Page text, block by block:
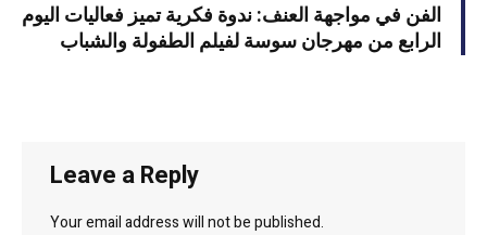
الفن في مواجهة العنف: ندوة فكرية تميز فعاليات اليوم
الرابع من مهرجان سوسة لفيلم الطفولة والشباب
Leave a Reply
Your email address will not be published.